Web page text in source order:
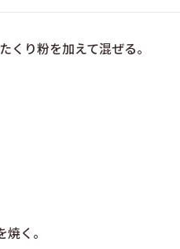
り粉を加えて混ぜる。
く。